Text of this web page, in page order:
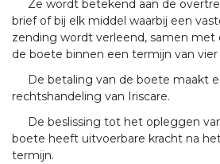
Ze wordt betekend aan de
brief of bij elk middel waarbij een
zending wordt verleend, samen
de boete binnen een termijn van
De betaling van de boete maakt
rechtshandeling van Iriscare.
De beslissing tot het opleggen
boete heeft uitvoerbare kracht na
termijn.